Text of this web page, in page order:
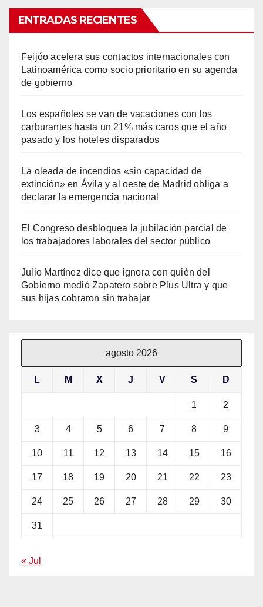
ENTRADAS RECIENTES
Feijóo acelera sus contactos internacionales con
Latinoamérica como socio prioritario en su agenda
de gobierno
Los españoles se van de vacaciones con los
carburantes hasta un 21% más caros que el año
pasado y los hoteles disparados
La oleada de incendios «sin capacidad de
extinción» en Ávila y al oeste de Madrid obliga a
declarar la emergencia nacional
El Congreso desbloquea la jubilación parcial de
los trabajadores laborales del sector público
Julio Martínez dice que ignora con quién del
Gobierno medió Zapatero sobre Plus Ultra y que
sus hijas cobraron sin trabajar
agosto 2026
L M X J V S D
1 2
3 4 5 6 7 8 9
10 11 12 13 14 15 16
17 18 19 20 21 22 23
24 25 26 27 28 29 30
31
« Jul